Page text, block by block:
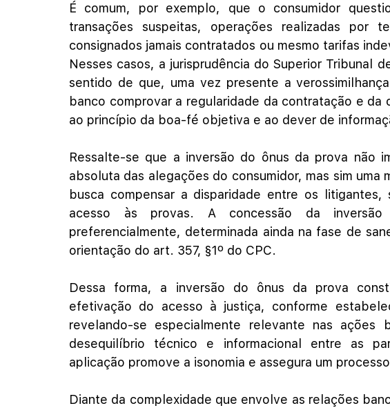
É comum, por exemplo, que o consumidor
transações suspeitas, operações realizadas por
consignados jamais contratados ou mesmo tarifas
Nesses casos, a jurisprudência do Superior Tribunal
sentido de que, uma vez presente a
banco comprovar a regularidade da contratação e da
ao princípio da boa-fé objetiva e ao dever de
Ressalte-se que a inversão do ônus da prova não
absoluta das alegações do consumidor, mas sim uma
busca compensar a disparidade entre os
acesso às provas. A concessão da
preferencialmente, determinada ainda na fase de
orientação do art. 357, §1º do CPC.
Dessa forma, a inversão do ônus da prova
efetivação do acesso à justiça, conforme
revelando-se especialmente relevante nas ações
desequilíbrio técnico e informacional entre as
aplicação promove a isonomia e assegura um
Diante da complexidade que envolve as relações